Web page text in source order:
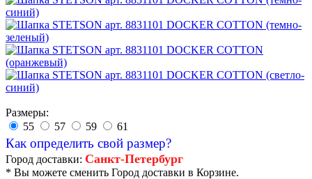
Размеры:
55
57 59 61
Как определить свой размер?
Город доставки: Санкт-Петербург
* Вы можете сменить Город доставки в Корзине.